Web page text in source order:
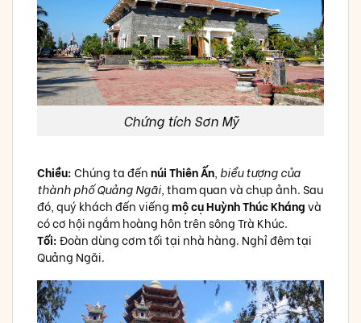
Chứng tích Sơn Mỹ
Chiều:Chúng ta đếnnúi Thiên Ấn, biểu tượng của
thành phố Quảng Ngãi,tham quan và chụp ảnh. Sau
đó, quý khách đến viếngmộ cụ Huỳnh Thúc Khángvà
có cơ hội ngắm hoàng hôn trên sông Trà Khúc.
Tối:Đoàn dùng cơm tối tại nhà hàng. Nghỉ đêm tại
Quảng Ngãi.